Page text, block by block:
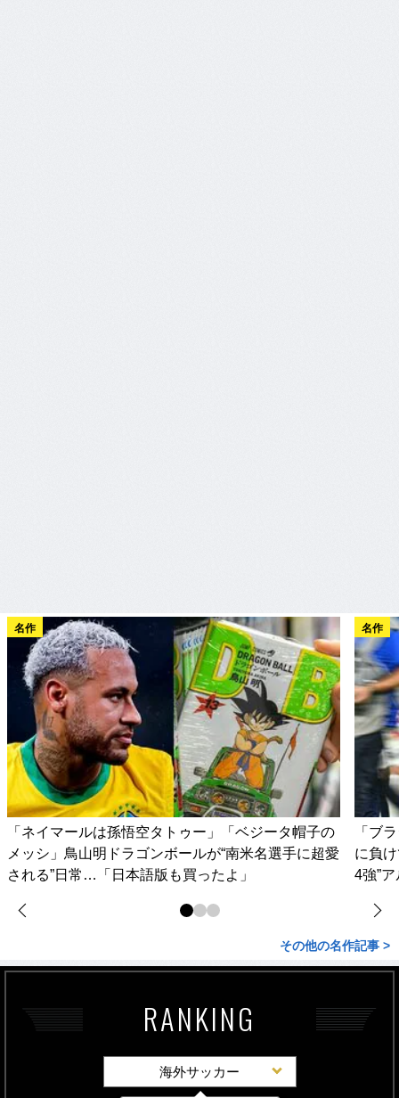
名作
「ネイマールは孫悟空タトゥー」「ベジータ帽子の
メッシ」鳥山明ドラゴンボールが“南米名選手に超愛
される”日常…「日本語版も買ったよ」
名作
「ブ
に負
4強”
その他の名作記事 >
RANKING
海外サッカー